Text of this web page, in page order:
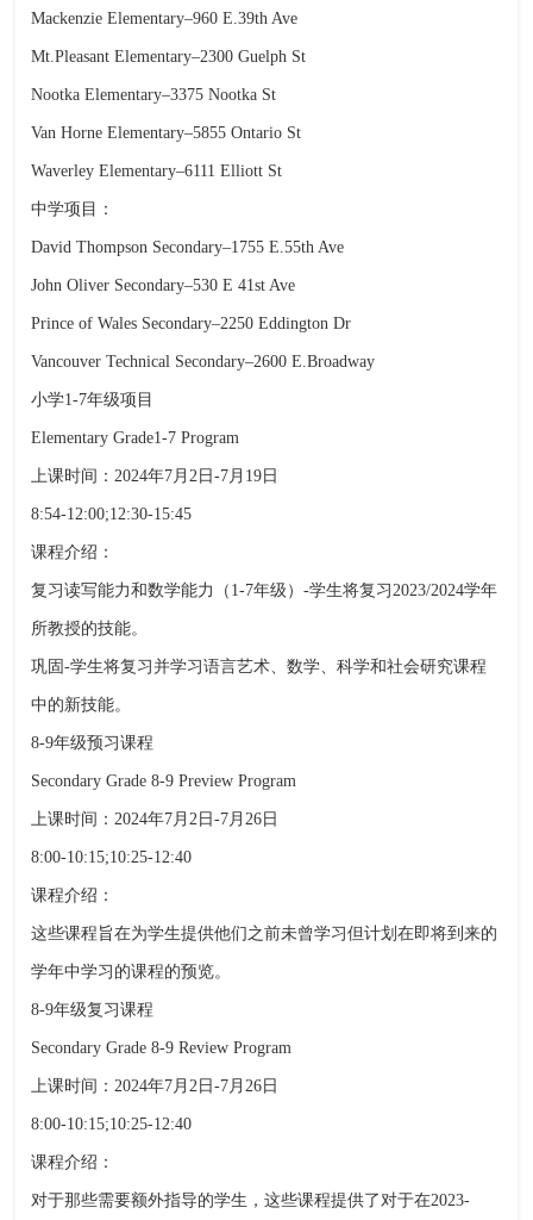
Mackenzie Elementary–960 E.39th Ave
Mt.Pleasant Elementary–2300 Guelph St
Nootka Elementary–3375 Nootka St
Van Horne Elementary–5855 Ontario St
Waverley Elementary–6111 Elliott St
中学项目：
David Thompson Secondary–1755 E.55th Ave
John Oliver Secondary–530 E 41st Ave
Prince of Wales Secondary–2250 Eddington Dr
Vancouver Technical Secondary–2600 E.Broadway
小学1-7年级项目
Elementary Grade1-7 Program
上课时间：2024年7月2日-7月19日
8:54-12:00;12:30-15:45
课程介绍：
复习读写能力和数学能力（1-7年级）-学生将复习2023/2024学年
所教授的技能。
巩固-学生将复习并学习语言艺术、数学、科学和社会研究课程
中的新技能。
8-9年级预习课程
Secondary Grade 8-9 Preview Program
上课时间：2024年7月2日-7月26日
8:00-10:15;10:25-12:40
课程介绍：
这些课程旨在为学生提供他们之前未曾学习但计划在即将到来的
学年中学习的课程的预览。
8-9年级复习课程
Secondary Grade 8-9 Review Program
上课时间：2024年7月2日-7月26日
8:00-10:15;10:25-12:40
课程介绍：
对于那些需要额外指导的学生，这些课程提供了对于在2023-